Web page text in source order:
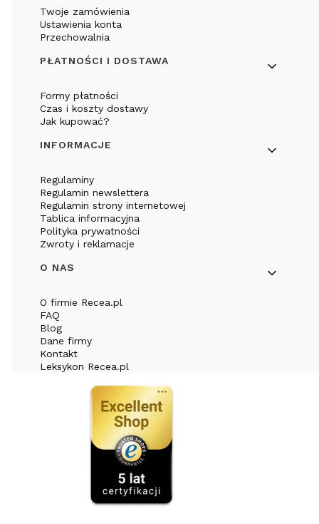
Twoje zamówienia
Ustawienia konta
Przechowalnia
PŁATNOŚCI I DOSTAWA
Formy płatności
Czas i koszty dostawy
Jak kupować?
INFORMACJE
Regulaminy
Regulamin newslettera
Regulamin strony internetowej
Tablica informacyjna
Polityka prywatności
Zwroty i reklamacje
O NAS
O firmie Recea.pl
FAQ
Blog
Dane firmy
Kontakt
Leksykon Recea.pl